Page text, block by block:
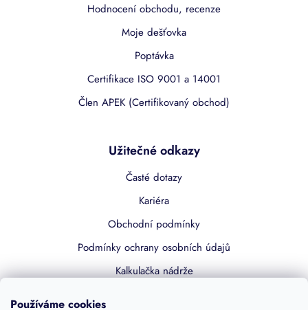
Používáme cookies
Hodnocení obchodu, recenze
Moje dešťovka
Poptávka
Certifikace ISO 9001 a 14001
Člen APEK (Certifikovaný obchod)
Užitečné odkazy
Časté dotazy
Kariéra
Obchodní podmínky
Podmínky ochrany osobních údajů
Kalkulačka nádrže